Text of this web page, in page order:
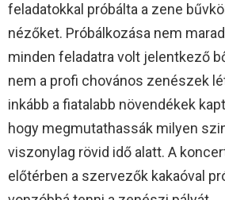
feladatokkal próbálta a zene
nézőket. Próbálkozása nem
minden feladatra volt jelentkező
nem a profi chovános zenészek
inkább a fiatalabb növendékek
hogy megmutathassák milyen
viszonylag rövid idő alatt. A
előtérben a szervezők kakaóval